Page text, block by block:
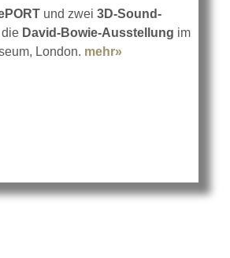
und zwei 3D-Sound-
David-Bowie-Ausstellung im
London. mehr» about